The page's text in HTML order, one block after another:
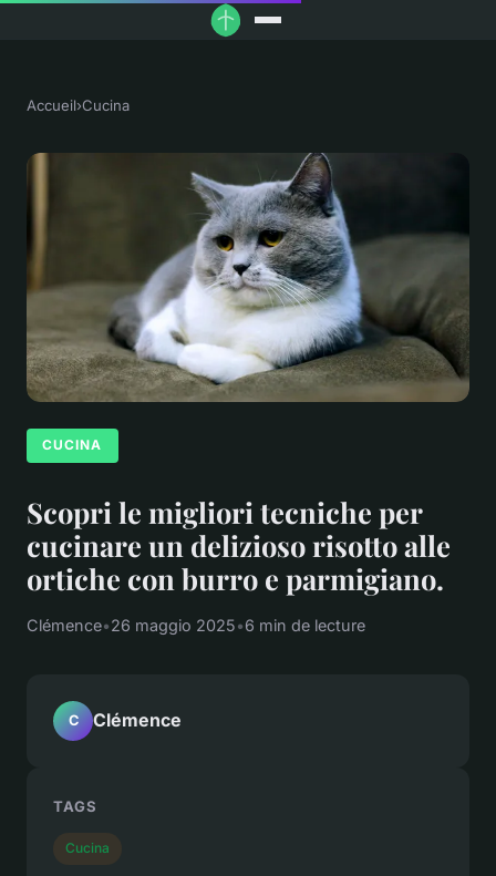
Accueil›Cucina
CUCINA
Scopri le migliori tecniche per
cucinare un delizioso risotto alle
ortiche con burro e parmigiano.
Clémence•26 maggio 2025•6 min de lecture
C Clémence
TAGS
Cucina